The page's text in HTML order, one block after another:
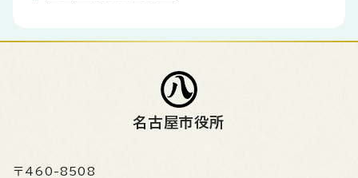
名古屋市役所
〒460-8508